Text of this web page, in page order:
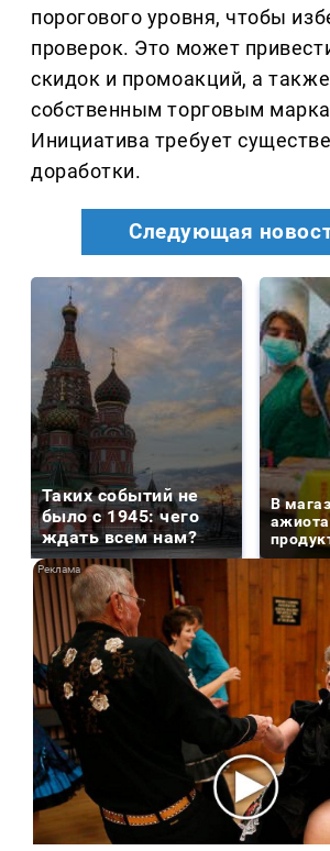
порогового уровня, чтобы
проверок. Это может
скидок и промоакций, а
собственным торговым
Инициатива требует
доработки.
Следующая
Таких событий не
было с 1945: чего
ждать всем нам?
В